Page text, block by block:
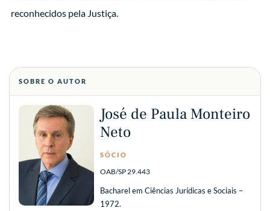
reconhecidos pela Justiça.
SOBRE O AUTOR
José de Paula Monteiro
Neto
SÓCIO
OAB/SP 29.443
Bacharel em Ciências Jurídicas e Sociais –
1972.